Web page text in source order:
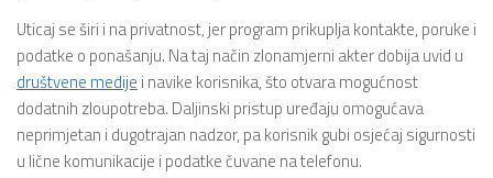
Uticaj se širi i na privatnost, jer program prikuplja kontakte, poruke i
podatke o ponašanju. Na taj način zlonamjerni akter dobija uvid u
društvene medije i navike korisnika, što otvara mogućnost
dodatnih zloupotreba. Daljinski pristup uređaju omogućava
neprimjetan i dugotrajan nadzor, pa korisnik gubi osjećaj sigurnosti
u lične komunikacije i podatke čuvane na telefonu.